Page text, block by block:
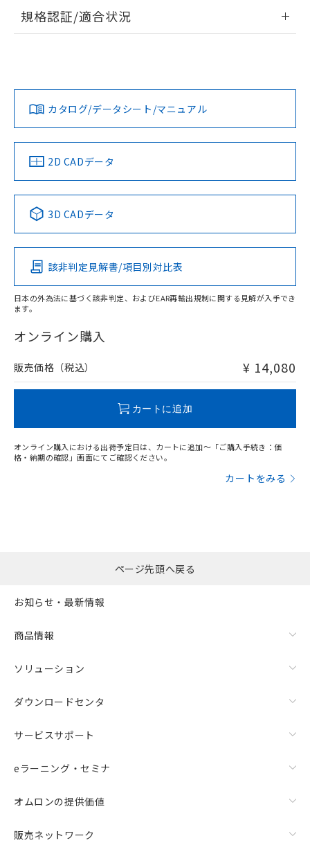
タイムチャート
A: 100mm以上、B: 70mm以上
上、n: 45mm以上
検出領域
ログイン/会員登録
ダウンロードデータをご利用いただく前に、以下を必ずお読
みください。
ソフトウェアの使用条件
EU RoHS 注意事項・凡例
対応済み
中国 RoHS 注意事項・凡例
Pb Hg Cd Cr(VI)
O
在庫等で未対応品が混在する可能性があります。
問い合わせください。
規格認証/適合状況
LR型式承認
（イギリス
船舶規格）
DNV型式承認
（ノルウェー
BV型式承認
（フランス
KR型式
（韓国
No No No No
この製品の規格認証/適合状況ページへ
その他の認証はこちらのページからご検索ください
カタログ/データシート/マニュアル
2D CADデータ
3D CADデータ
該非判定見解書/項目別対比表
日本の外為法に基づく該非判定、およびEAR再輸出規制に関する見解が入手でき
ます。
オンライン購入
販売価格（税込） ¥ 14,080
カートに追加
オンライン購入における出荷予定日は、カートに追加～「ご購入手続き：価
格・納期の確認」画面にてご確認ください。
カートをみる
ページ先頭へ戻る
お知らせ・最新情報
商品情報
ソリューション
ダウンロードセンタ
サービスサポート
eラーニング・セミナ
オムロンの提供価値
販売ネットワーク